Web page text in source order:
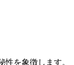
を象徴します。